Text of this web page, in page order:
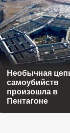
Необычная
самоубийств
произошла в
Пентагоне